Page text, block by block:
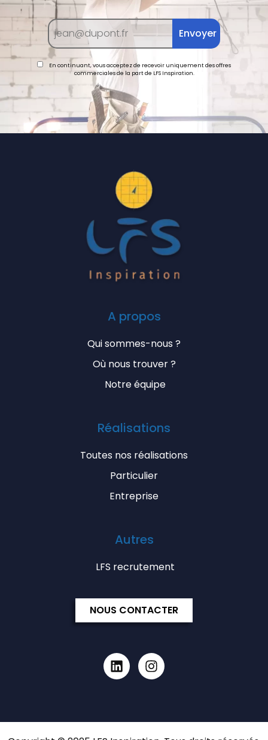
En continuant, vous acceptez de recevoir uniquement des offres
commerciales de la part de LFS Inspiration.
A propos
Qui sommes-nous ?
Où nous trouver ?
Notre équipe
Réalisations
Toutes nos réalisations
Particulier
Entreprise
Autres
LFS recrutement
NOUS CONTACTER